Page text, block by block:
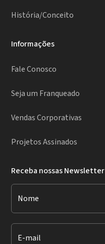
História/Conceito
Informações
Fale Conosco
Seja um Franqueado
Vendas Corporativas
Projetos Assinados
Receba nossas Newsletter
Nome
E-mail